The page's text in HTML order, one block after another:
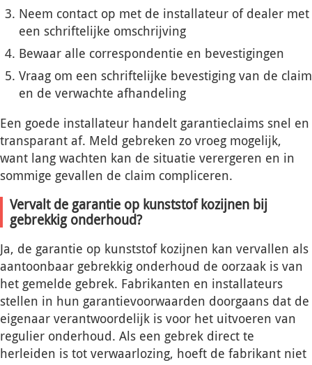
Neem contact op met de installateur of dealer met
een schriftelijke omschrijving
Bewaar alle correspondentie en bevestigingen
Vraag om een schriftelijke bevestiging van de claim
en de verwachte afhandeling
Een goede installateur handelt garantieclaims snel en
transparant af. Meld gebreken zo vroeg mogelijk,
want lang wachten kan de situatie verergeren en in
sommige gevallen de claim compliceren.
Vervalt de garantie op kunststof kozijnen bij
gebrekkig onderhoud?
Ja, de garantie op kunststof kozijnen kan vervallen als
aantoonbaar gebrekkig onderhoud de oorzaak is van
het gemelde gebrek. Fabrikanten en installateurs
stellen in hun garantievoorwaarden doorgaans dat de
eigenaar verantwoordelijk is voor het uitvoeren van
regulier onderhoud. Als een gebrek direct te
herleiden is tot verwaarlozing, hoeft de fabrikant niet